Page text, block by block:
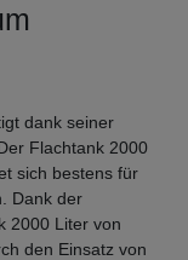
dank seiner
Flachtank 2000
sich bestens für
Dank der
2000 Liter von
den Einsatz von